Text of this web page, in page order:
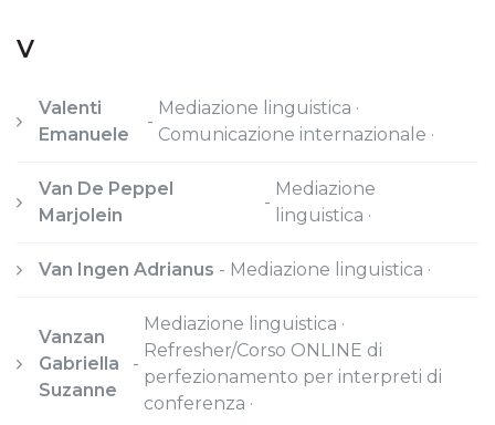
V
Valenti
Emanuele
-
Mediazione linguistica ·
Comunicazione internazionale ·
Van De Peppel
Marjolein
-
Mediazione
linguistica ·
Van Ingen Adrianus - Mediazione linguistica ·
Vanzan
Gabriella
Suzanne
-
Mediazione linguistica ·
Refresher/Corso ONLINE di
perfezionamento per interpreti di
conferenza ·